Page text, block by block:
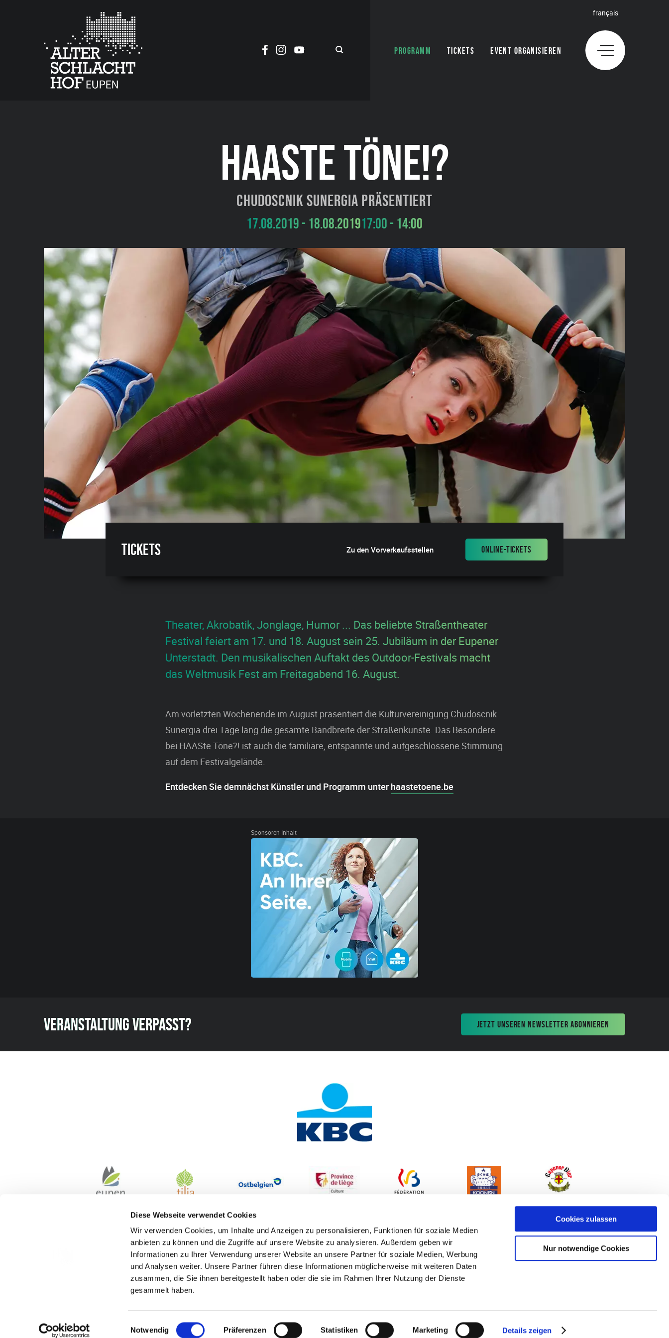
Diese Webseite verwendet Cookies
Wir verwenden Cookies, um Inhalte und Anzeigen zu personalisieren, Funktionen für soziale Medien
anbieten zu können und die Zugriffe auf unsere Website zu analysieren. Außerdem geben wir
Informationen zu Ihrer Verwendung unserer Website an unsere Partner für soziale Medien, Werbung
und Analysen weiter. Unsere Partner führen diese Informationen möglicherweise mit weiteren Daten
zusammen, die Sie ihnen bereitgestellt haben oder die sie im Rahmen Ihrer Nutzung der Dienste
gesammelt haben.
Einwilligungsauswahl
Notwendig Präferenzen Statistiken Marketing Details zeigen
Cookies zulassen
Nur notwendige Cookies
PROGRAMM TICKETS EVENT ORGANISIEREN
français
HAASTE TÖNE!?
Chudoscnik Sunergia präsentiert
17.08.2019 - 18.08.201917:00 - 14:00
Tickets Zu den Vorverkaufsstellen ONLINE-TICKETS
Theater, Akrobatik, Jonglage, Humor ... Das beliebte Straßentheater
Festival feiert am 17. und 18. August sein 25. Jubiläum in der Eupener
Unterstadt. Den musikalischen Auftakt des Outdoor-Festivals macht
das Weltmusik Fest am Freitagabend 16. August.
Am vorletzten Wochenende im August präsentiert die Kulturvereinigung Chudoscnik
Sunergia drei Tage lang die gesamte Bandbreite der Straßenkünste. Das Besondere
bei HAASte Töne?! ist auch die familiäre, entspannte und aufgeschlossene Stimmung
auf dem Festivalgelände.
Entdecken Sie demnächst Künstler und Programm unter haastetoene.be
Sponsoren-Inhalt
VERANSTALTUNG VERPASST? JETZT UNSEREN NEWSLETTER ABONNIEREN
Webwork byPixelbar&Pavonet